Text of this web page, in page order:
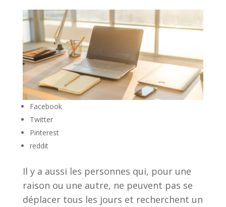
Facebook
Twitter
Pinterest
reddit
Il y a aussi les personnes qui, pour une
raison ou une autre, ne peuvent pas se
déplacer tous les jours et recherchent un